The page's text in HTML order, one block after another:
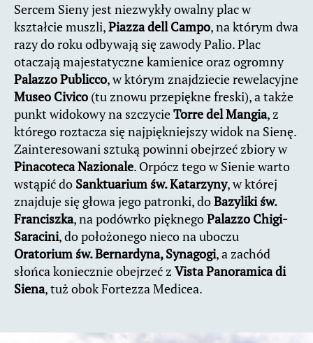
Sercem Sieny jest niezwykły owalny plac w
kształcie muszli,Piazza dell Campo, na którym dwa
razy do roku odbywają się zawody Palio. Plac
otaczają majestatyczne kamienice oraz ogromny
Palazzo Publicco, w którym znajdziecie rewelacyjne
Museo Civico (tu znowu przepiękne freski), a także
punkt widokowy na szczycieTorre del Mangia, z
którego roztacza się najpiękniejszy widok na Sienę.
Zainteresowani sztuką powinni obejrzeć zbiory w
Pinacoteca Nazionale. Orpócz tego w Sienie warto
wstąpić do Sanktuarium św. Katarzyny, w której
znajduje się głowa jego patronki, doBazyliki św.
Franciszka, na podówrko pięknegoPalazzo Chigi-
Saracini, do położonego nieco na uboczu
Oratorium św. Bernardyna, Synagogi, a zachód
słońca koniecznie obejrzeć z Vista Panoramica di
Siena, tuż obok Fortezza Medicea.